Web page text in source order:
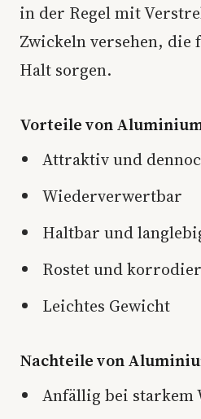
in der Regel mit
Zwickeln versehen, die
Halt sorgen.
Vorteile von
Attraktiv und
Wiederverwertbar
Haltbar und
Rostet und
Leichtes Gewicht
Nachteile von
Anfällig bei starkem